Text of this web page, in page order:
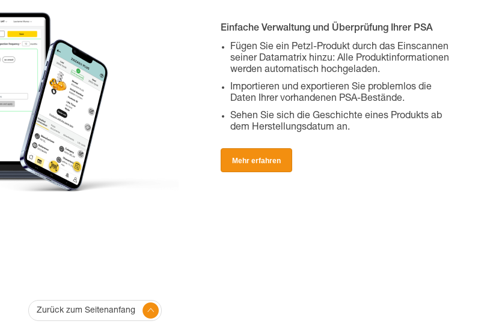
Einfache Verwaltung und Überprüfung Ihrer PSA
Fügen Sie ein Petzl-Produkt durch das Einscannen
seiner Datamatrix hinzu: Alle Produktinformationen
werden automatisch hochgeladen.
Importieren und exportieren Sie problemlos die
Daten Ihrer vorhandenen PSA-Bestände.
Sehen Sie sich die Geschichte eines Produkts ab
dem Herstellungsdatum an.
Mehr erfahren
Zurück zum Seitenanfang